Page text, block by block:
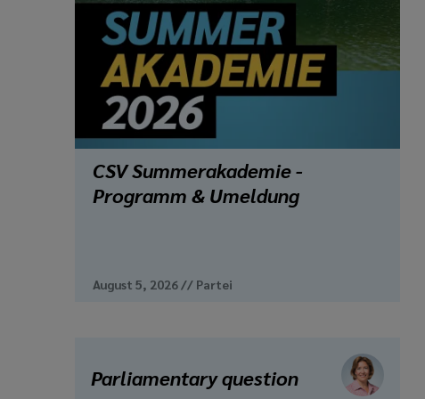
CSV Summerakademie -
Programm & Umeldung
August 5, 2026 // Partei
Parliamentary question